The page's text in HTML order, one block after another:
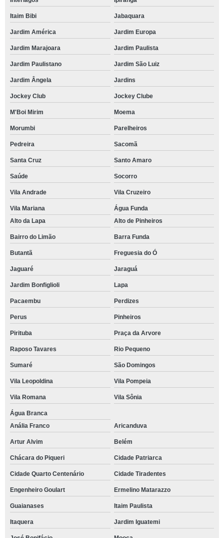
Itaim Bibi Jabaquara
Jardim América Jardim Europa
Jardim Marajoara Jardim Paulista
Jardim Paulistano Jardim São Luiz
Jardim Ângela Jardins
Jockey Club Jockey Clube
M'Boi Mirim Moema
Morumbi Parelheiros
Pedreira Sacomã
Santa Cruz Santo Amaro
Saúde Socorro
Vila Andrade Vila Cruzeiro
Vila Mariana
Água Funda
Alto da Lapa
Alto de Pinheiros
Bairro do Limão Barra Funda
Butantã Freguesia do Ó
Jaguaré Jaraguá
Jardim Bonfiglioli Lapa
Pacaembu Perdizes
Perus Pinheiros
Pirituba Praça da Arvore
Raposo Tavares Rio Pequeno
Sumaré São Domingos
Vila Leopoldina Vila Pompeia
Vila Romana Vila Sônia
Água Branca
Anália Franco
Aricanduva
Artur Alvim Belém
Chácara do Piqueri Cidade Patriarca
Cidade Quarto Centenário Cidade Tiradentes
Engenheiro Goulart Ermelino Matarazzo
Guaianases Itaim Paulista
Itaquera Jardim Iguatemi